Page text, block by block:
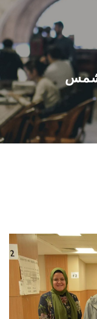
الرئيسيـة
عن الجامعة
القطاعـات
الشئون الأكاديمية
البحث العلمي
الأنظمة الذكية
الإعلام
تواصل معنا
شمس